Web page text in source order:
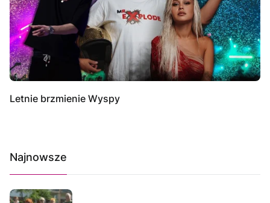
Letnie brzmienie Wyspy
Najnowsze